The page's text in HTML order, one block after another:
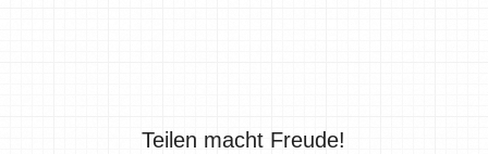
Teilen macht Freude!